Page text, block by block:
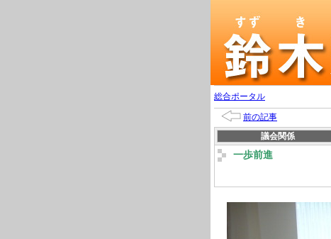
総合ポータル
前の記事
議会関係
一歩前進